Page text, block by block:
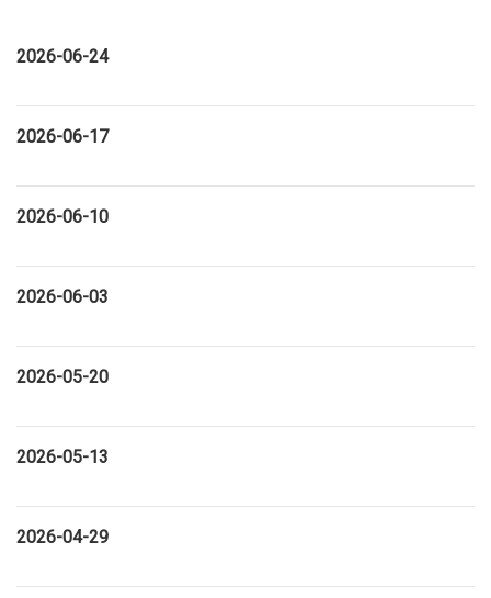
2026-06-24
2026-06-17
2026-06-10
2026-06-03
2026-05-20
2026-05-13
2026-04-29